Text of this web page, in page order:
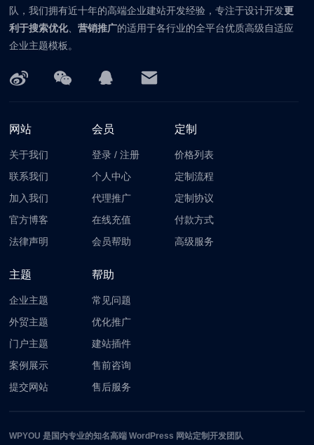
队，我们拥有近十年的高端企业建站开发经验，专注于设计开发更
利于搜索优化、营销推广的适用于各行业的全平台优质高级自适应
企业主题模板。
网站
关于我们
联系我们
加入我们
官方博客
法律声明
会员
登录 /注册
个人中心
代理推广
在线充值
会员帮助
定制
价格列表
定制流程
定制协议
付款方式
高级服务
主题
企业主题
外贸主题
门户主题
案例展示
提交网站
帮助
常见问题
优化推广
建站插件
售前咨询
售后服务
WPYOU 是国内专业的知名高端 WordPress 网站定制开发团队